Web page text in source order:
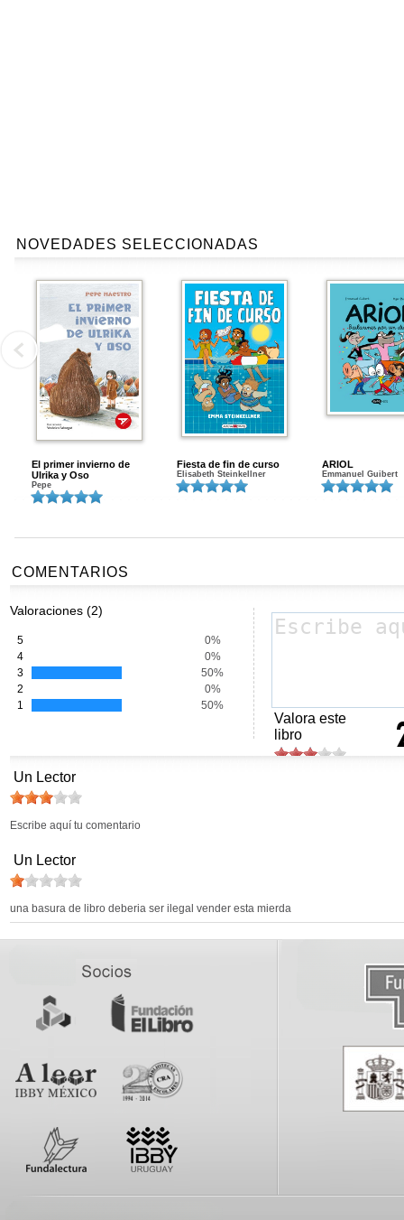
NOVEDADES SELECCIONADAS
El primer invierno de
Ulrika y Oso
Pepe
Fiesta de fin de curso
Elisabeth Steinkellner
ARIOL
Emmanuel Guibert
COMENTARIOS
Valoraciones (2)
5
0%
4
0%
3
50%
2
0%
1
50%
Valora este
libro
Un Lector
Escribe aquí tu comentario
Un Lector
una basura de libro deberia ser ilegal vender esta mierda